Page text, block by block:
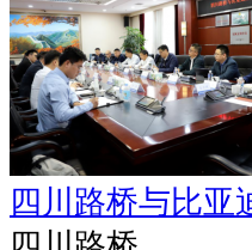
四川路桥与比亚